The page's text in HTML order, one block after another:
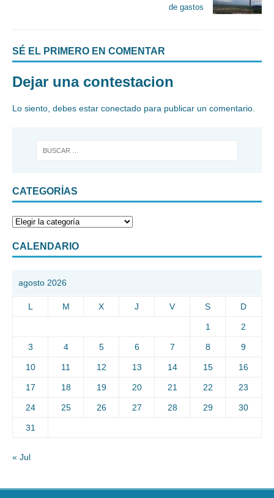
de gastos
SÉ EL PRIMERO EN COMENTAR
Dejar una contestacion
Lo siento, debes estar conectado para publicar un comentario.
CATEGORÍAS
CALENDARIO
agosto 2026
L M X J V S D
1 2
3 4 5 6 7 8 9
10 11 12 13 14 15 16
17 18 19 20 21 22 23
24 25 26 27 28 29 30
31
« Jul